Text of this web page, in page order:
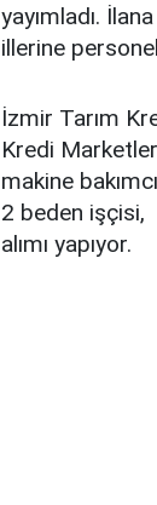
yayımladı.
illerine
İzmir Tarım
Kredi
makine
2 beden işçisi,
alımı yapıyor.